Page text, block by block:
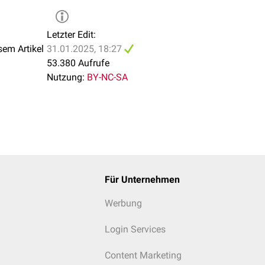
kann mit Hilfe einer weiteren
wandern und dort an das
für Proteine exprimiert, die für den Cholesterinstoffwechsel
nur bei einer niedrigen Cholesterinkonzentration
Artikel
Letzter Edit:
31.01.2025, 18:27
53.380 Aufrufe
Nutzung: BY-NC-SA
Für Unternehmen
Werbung
Login Services
Content Marketing